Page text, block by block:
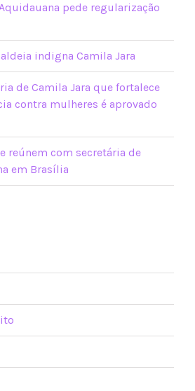
pede regularização
indigna Camila Jara
de Camila Jara que fortalece
contra mulheres é aprovado
reúnem com secretária de
em Brasília